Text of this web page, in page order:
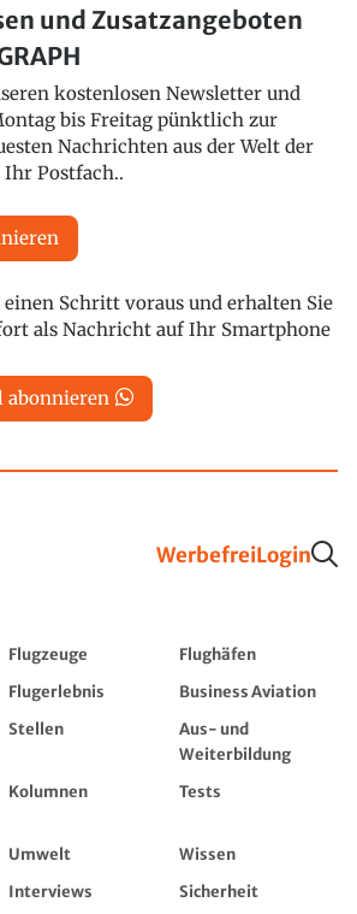
und Zusatzangeboten
kostenlosen Newsletter und
bis Freitag pünktlich zur
Nachrichten aus der Welt der
Postfach..
Schritt voraus und erhalten Sie
als Nachricht auf Ihr Smartphone
abonnieren
WerbefreiLogin
Flugzeuge
Flughäfen
Flugerlebnis
Business Aviation
Stellen
Aus- und
Weiterbildung
Kolumnen Tests
Umwelt
Wissen
Interviews
Sicherheit